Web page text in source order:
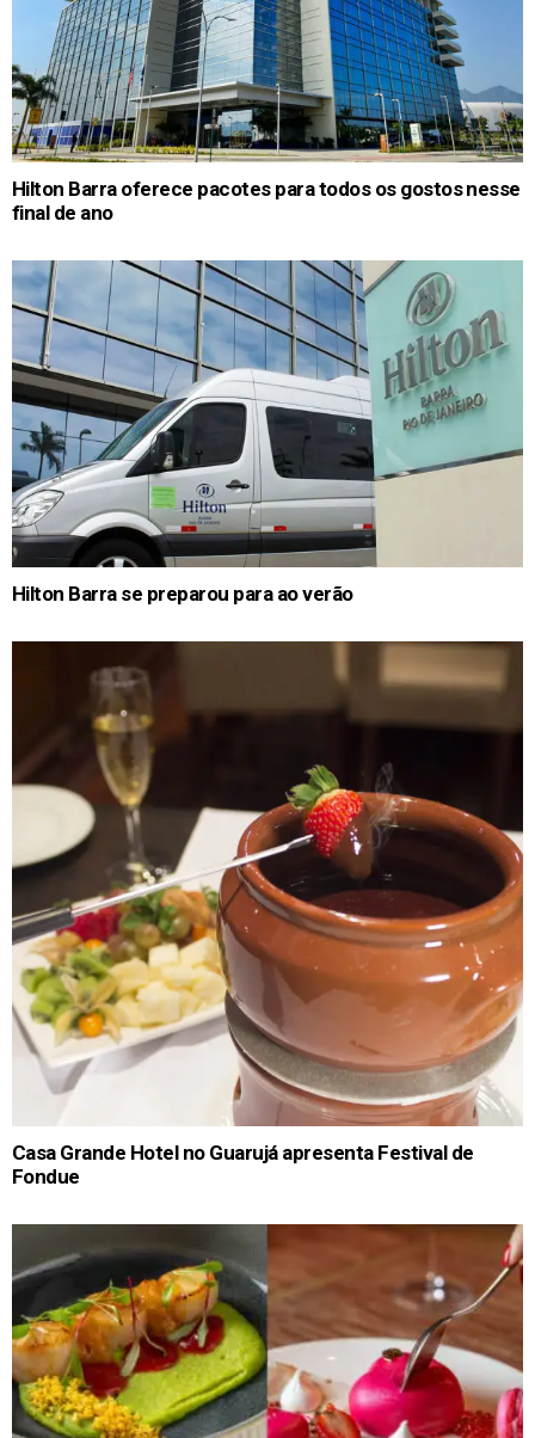
Hilton Barra oferece pacotes para todos os gostos nesse
final de ano
Hilton Barra se preparou para ao verão
Casa Grande Hotel no Guarujá apresenta Festival de
Fondue